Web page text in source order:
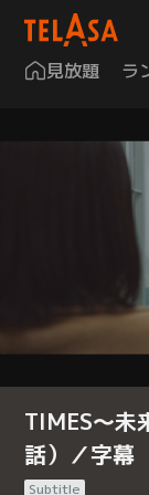
見放題 ラ
TIMES～未
話）／字幕
Subtitle